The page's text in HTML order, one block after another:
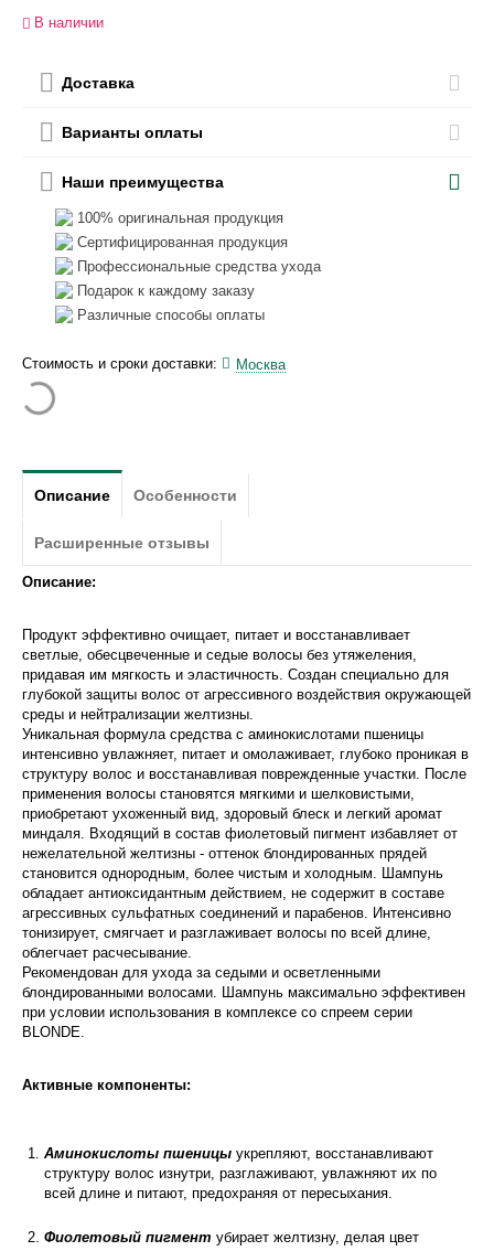
В наличии
Доставка
Варианты оплаты
Наши преимущества
100% оригинальная продукция
Сертифицированная продукция
Профессиональные средства ухода
Подарок к каждому заказу
Различные способы оплаты
Стоимость и сроки доставки: Москва
Описание Особенности
Расширенные отзывы
Описание:
Продукт эффективно очищает, питает и восстанавливает
светлые, обесцвеченные и седые волосы без утяжеления,
придавая им мягкость и эластичность. Создан специально для
глубокой защиты волос от агрессивного воздействия окружающей
среды и нейтрализации желтизны.
Уникальная формула средства с аминокислотами пшеницы
интенсивно увлажняет, питает и омолаживает, глубоко проникая в
структуру волос и восстанавливая поврежденные участки. После
применения волосы становятся мягкими и шелковистыми,
приобретают ухоженный вид, здоровый блеск и легкий аромат
миндаля. Входящий в состав фиолетовый пигмент избавляет от
нежелательной желтизны - оттенок блондированных прядей
становится однородным, более чистым и холодным. Шампунь
обладает антиоксидантным действием, не содержит в составе
агрессивных сульфатных соединений и парабенов. Интенсивно
тонизирует, смягчает и разглаживает волосы по всей длине,
облегчает расчесывание.
Рекомендован для ухода за седыми и осветленными
блондированными волосами. Шампунь максимально эффективен
при условии использования в комплексе со спреем серии
BLONDE.
Активные компоненты:
Аминокислоты пшеницы укрепляют, восстанавливают
структуру волос изнутри, разглаживают, увлажняют их по
всей длине и питают, предохраняя от пересыхания.
Фиолетовый пигмент убирает желтизну, делая цвет